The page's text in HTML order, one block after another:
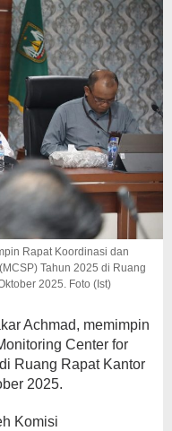
Rapat Koordinasi dan
Tahun 2025 di Ruang
2025. Foto (Ist)
Achmad, memimpin
Center for
Ruang Rapat Kantor
2025.
Komisi